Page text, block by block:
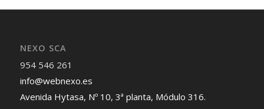
NEXO SCA
954 546 261
info@webnexo.es
Avenida Hytasa, Nº 10, 3ª planta, Módulo 316.